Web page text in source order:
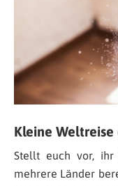
Kleine Weltreise
Stellt euch vor,
mehrere Länder